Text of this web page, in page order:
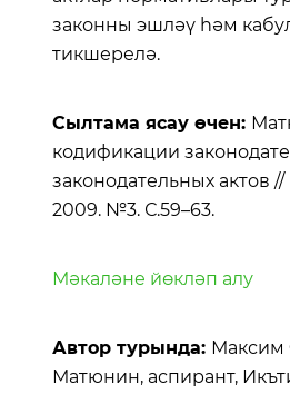
законны эшләү һәм
тикшерелә.
Сылтама ясау өчен:
кодификации
законодательных актов
2009. №3. С.59–63.
Мәкаләне йөкләп алу
Автор турында: Максим
Матюнин, аспирант,